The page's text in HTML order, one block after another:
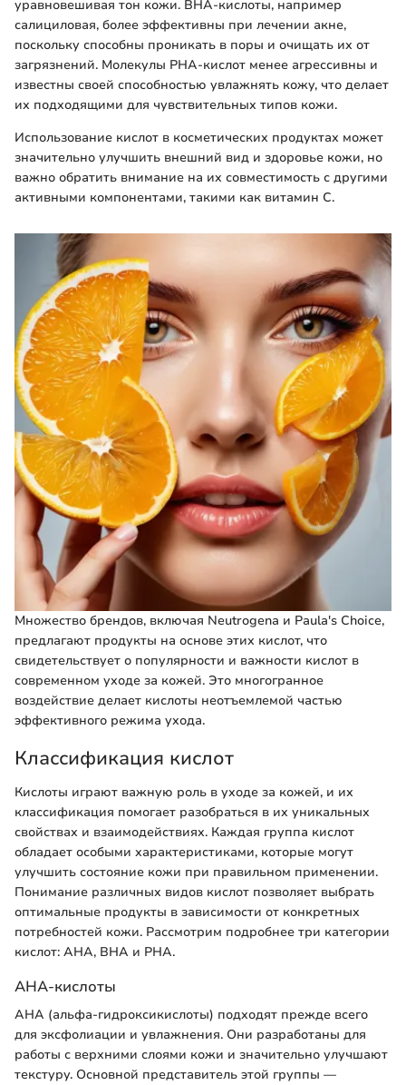
уравновешивая тон кожи. BHA-кислоты, например
салициловая, более эффективны при лечении акне,
поскольку способны проникать в поры и очищать их от
загрязнений. Mолекулы PHA-кислот менее агрессивны и
известны своей способностью увлажнять кожу, что делает
их подходящими для чувствительных типов кожи.
Использование кислот в косметических продуктах может
значительно улучшить внешний вид и здоровье кожи, но
важно обратить внимание на их совместимость с другими
активными компонентами, такими как витамин C.
Множество брендов, включая Neutrogena и Paula's Choice,
предлагают продукты на основе этих кислот, что
свидетельствует о популярности и важности кислот в
современном уходе за кожей. Это многогранное
воздействие делает кислоты неотъемлемой частью
эффективного режима ухода.
Классификация кислот
Кислоты играют важную роль в уходе за кожей, и их
классификация помогает разобраться в их уникальных
свойствах и взаимодействиях. Каждая группа кислот
обладает особыми характеристиками, которые могут
улучшить состояние кожи при правильном применении.
Понимание различных видов кислот позволяет выбрать
оптимальные продукты в зависимости от конкретных
потребностей кожи. Рассмотрим подробнее три категории
кислот: AHA, BHA и PHA.
AHA-кислоты
AHA (альфа-гидроксикислоты) подходят прежде всего
для эксфолиации и увлажнения. Они разработаны для
работы с верхними слоями кожи и значительно улучшают
текстуру. Основной представитель этой группы —